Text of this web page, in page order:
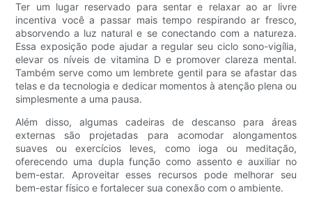
Ter um lugar reservado para sentar e relaxar ao ar livre
incentiva você a passar mais tempo respirando ar fresco,
absorvendo a luz natural e se conectando com a natureza.
Essa exposição pode ajudar a regular seu ciclo sono-vigília,
elevar os níveis de vitamina D e promover clareza mental.
Também serve como um lembrete gentil para se afastar das
telas e da tecnologia e dedicar momentos à atenção plena ou
simplesmente a uma pausa.
Além disso, algumas cadeiras de descanso para áreas
externas são projetadas para acomodar alongamentos
suaves ou exercícios leves, como ioga ou meditação,
oferecendo uma dupla função como assento e auxiliar no
bem-estar. Aproveitar esses recursos pode melhorar seu
bem-estar físico e fortalecer sua conexão com o ambiente.